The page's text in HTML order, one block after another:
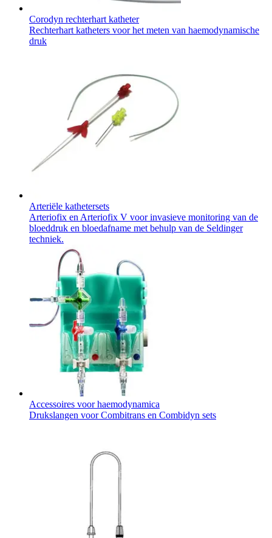
Corodyn rechterhart katheter
Rechterhart katheters voor het meten van haemodynamische
druk
Arteriële kathetersets
Arteriofix en Arteriofix V voor invasieve monitoring van de
bloeddruk en bloedafname met behulp van de Seldinger
techniek.
Accessoires voor haemodynamica
Drukslangen voor Combitrans en Combidyn sets